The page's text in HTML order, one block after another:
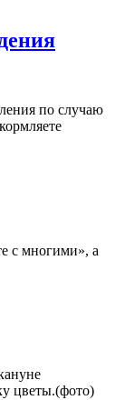
по случаю
с многими», а
цветы.(фото)